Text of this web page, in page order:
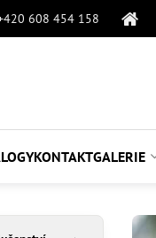
608 454 158
KONTAKTGALERIE